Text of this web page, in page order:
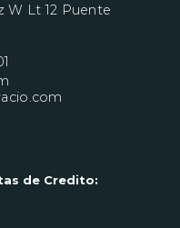
W Lt 12 Puente
de Credito: